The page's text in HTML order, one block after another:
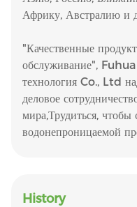
Африку, Австралию и
"Качественные
обслуживание",
технология Co., Ltd
деловое
мира,Трудиться, чтобы
водонепроницаемой
History